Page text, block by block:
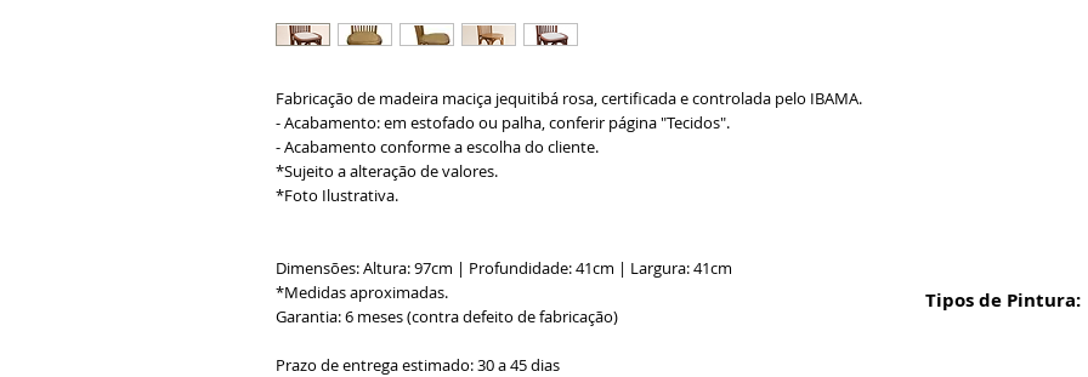
Fabricação de madeira maciça jequitibá rosa, certificada e controlada pelo IBAMA.
- Acabamento: em estofado ou palha, conferir página "Tecidos".
- Acabamento conforme a escolha do cliente.
*Sujeito a alteração de valores.
*Foto Ilustrativa.
Dimensões: Altura: 97cm | Profundidade: 41cm | Largura: 41cm
*Medidas aproximadas.
Garantia: 6 meses (contra defeito de fabricação)
Prazo de entrega estimado: 30 a 45 dias
Tipos de Pintura: